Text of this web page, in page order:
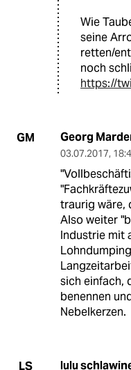
Wie
seine
retten/
noch
https://
GM Georg
03.07.2017,
traurig wäre,
Also weiter
Industrie mit
sich einfach,
benennen
Nebelkerzen.
LS lulu